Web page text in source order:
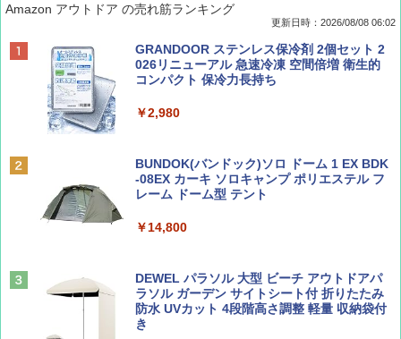
BE-PAL(ビ-パル) 2026年 9 月号【特別付録:
SOTO ミニマル"旅"財布 ランダム2種】
ディズニーファン ２０２６年 ９月号 [雑
誌] (ＤＩＳＮＥＹ ＦＡＮ)
山と溪谷 2026年8月号「南アルプス大全」
￥1,540
D40 地球の歩き方 チェンマイ タイ北部の魅
力的な町 2026～2027 地球の歩き方D アジア
地球の歩き方 スター・ウォーズ
￥2,695
僕が見た未来【完全版】
￥0
[キャンパーズコレクション 山善] ポップアッ
プテント 傘みたいに広げて畳める パッとサ
ッとサンシェード キューブ フルクローズ メ
&ハイキング カーキ PATC-150(KH)
PYKES PEAK (パイクスピーク) 着替えテン
人用 折りたたみ 防災グッズ 災害用トイレ ビ
￥4,980
Amazon アウトドア の売れ筋ランキング
更新日時：2026/08/08 06:02
GRANDOOR ステンレス保冷剤 2個セット 2
026リニューアル 急速冷凍 空間倍増 衛生的
コンパクト 保冷力長持ち
￥2,980
BUNDOK(バンドック)ソロ ドーム 1 EX BDK
-08EX カーキ ソロキャンプ ポリエステル フ
レーム ドーム型 テント
￥14,800
DEWEL パラソル 大型 ビーチ アウトドアパ
ラソル ガーデン サイトシート付 折りたたみ
防水 UVカット 4段階高さ調整 軽量 収納袋付
き